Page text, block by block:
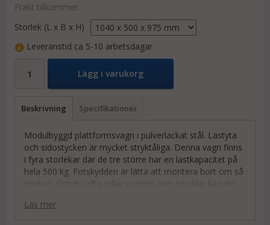
Frakt tillkommer
Storlek (L x B x H)
Leveranstid ca 5-10 arbetsdagar
Lägg i varukorg
Beskrivning Specifikationer
Modulbyggd plattformsvagn i pulverlackat stål. Lastyta
och sidostycken är mycket stryktåliga. Denna vagn finns
i fyra storlekar där de tre större har en lastkapacitet på
hela 500 kg. Fotskydden är lätta att montera bort om så
Läs mer